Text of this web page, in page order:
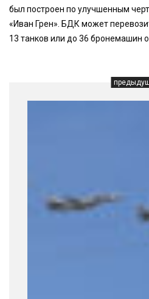
был построен по улучшенным
«Иван Грен». БДК может
13 танков или до 36 бронемашин